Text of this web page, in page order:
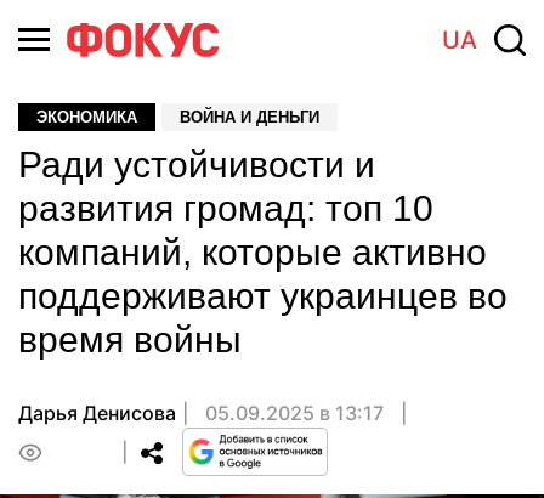
UA
ЭКОНОМИКА ВОЙНА И ДЕНЬГИ
Ради устойчивости и
развития громад: топ 10
компаний, которые активно
поддерживают украинцев во
время войны
Дарья Денисова
05.09.2025 в 13:17